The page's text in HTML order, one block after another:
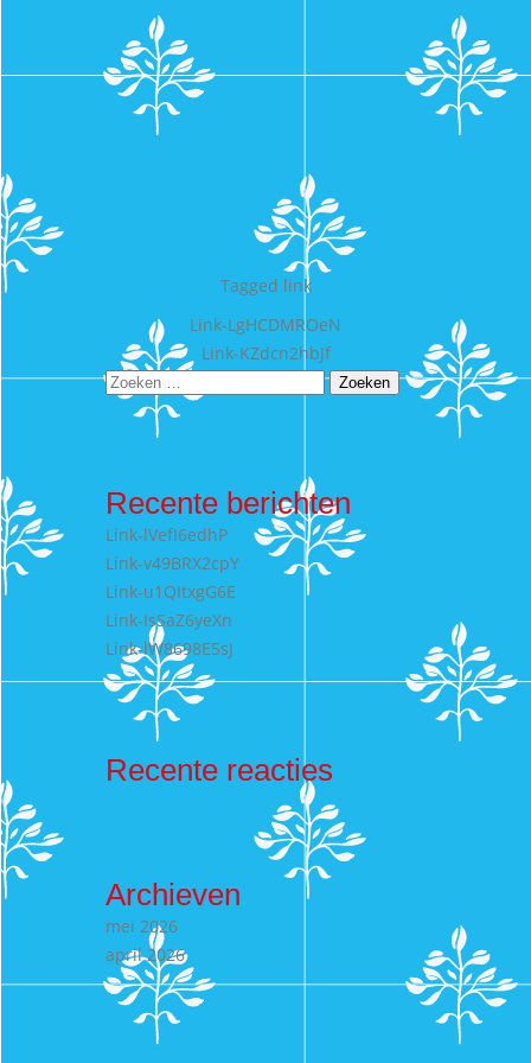
Tagged link
Bericht
navigatie
Link-LgHCDMROeN
Link-KZdcn2hbJf
Zoeken
naar:
Recente berichten
Link-lVefI6edhP
Link-v49BRX2cpY
Link-u1QItxgG6E
Link-IsSaZ6yeXn
Link-lW8698E5sJ
Recente reacties
Archieven
mei 2026
april 2026